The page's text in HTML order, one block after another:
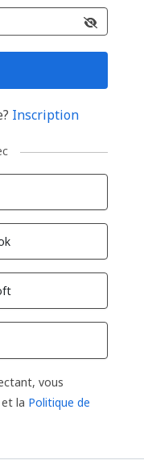
Inscription
vous
la Politique de